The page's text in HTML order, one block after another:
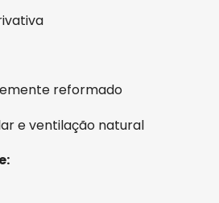
reformado
e ventilação natural